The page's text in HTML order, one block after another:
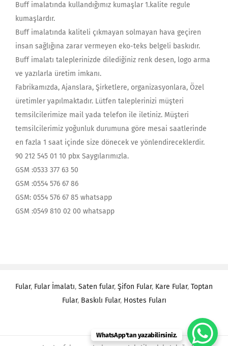
Buff imalatında kullandığımız kumaşlar 1.kalite regule
kumaşlardır.
Buff imalatında kaliteli çıkmayan solmayan hava geçiren
insan sağlığına zarar vermeyen eko-teks belgeli baskıdır.
Buff imalatı taleplerinizde dilediğiniz renk desen, logo arma
ve yazılarla üretim imkanı.
Fabrikamızda, Ajanslara, Şirketlere, organizasyonlara, Özel
üretimler yapılmaktadır. Lütfen taleplerinizi müşteri
temsilcilerimize mail yada telefon ile iletiniz. Müşteri
temsilcilerimiz yoğunluk durumuna göre mesai saatlerinde
en fazla 1 saat içinde size dönecek ve yönlendireceklerdir.
90 212 545 01 10 pbx Saygılarımızla.
GSM :0533 377 63 50
GSM :0554 576 67 86
GSM: 0554 576 67 85 whatsapp
GSM :0549 810 02 00 whatsapp
Fular, Fular İmalatı, Saten fular, Şifon Fular, Kare Fular, Toptan
Fular, Baskılı Fular, Hostes Fuları
WhatsApp'tan yazabilirsiniz.